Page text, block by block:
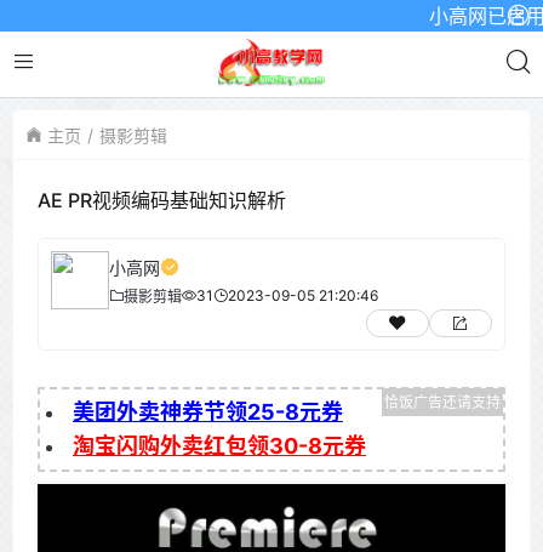
小高网已启用
主页 摄影剪辑
AE PR视频编码基础知识解析
小高网
摄影剪辑 31 2023-09-05 21:20:46
美团外卖神券节领25-8元券
淘宝闪购外卖红包领30-8元券